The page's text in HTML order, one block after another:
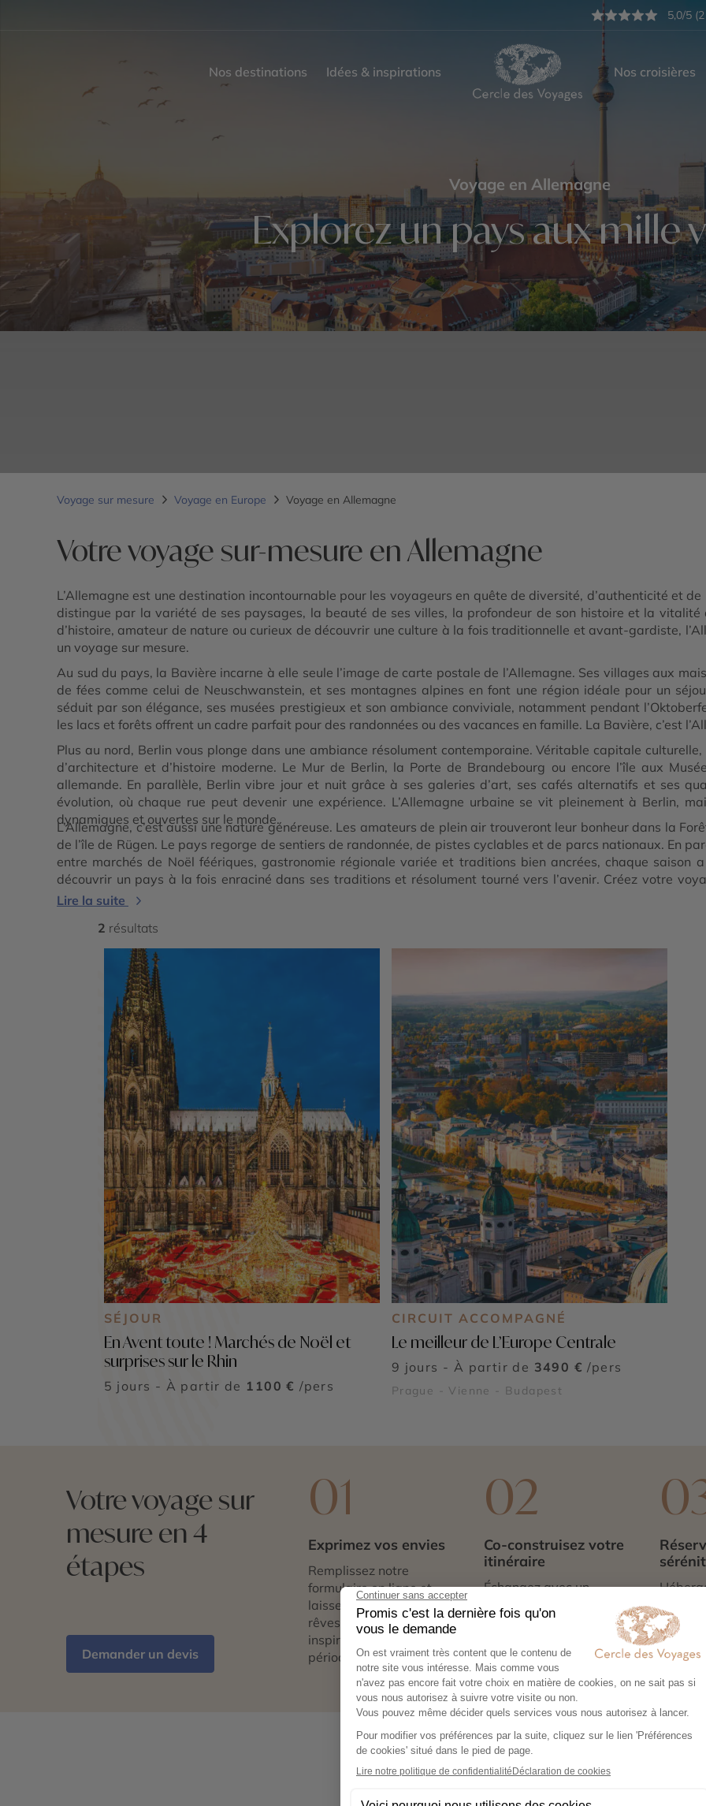
5,0/5
Nos destinations Idées & inspirations Nos croisières
Voyage en Allemagne
Explorez un pays aux mille
Voyage sur mesure Voyage en Europe Voyage en Allemagne
Votre voyage sur-mesure en Allemagne
L’Allemagne est une destination incontournable pour les voyageurs en quête de diversité, d’authenticité et
distingue par la variété de ses paysages, la beauté de ses villes, la profondeur de son histoire et la vitalité
d’histoire, amateur de nature ou curieux de découvrir une culture à la fois traditionnelle et avant-gardiste,
un voyage sur mesure.
Au sud du pays, la Bavière incarne à elle seule l’image de carte postale de l’Allemagne. Ses villages aux
de fées comme celui de Neuschwanstein, et ses montagnes alpines en font une région idéale pour un
séduit par son élégance, ses musées prestigieux et son ambiance conviviale, notamment pendant
les lacs et forêts offrent un cadre parfait pour des randonnées ou des vacances en famille. La Bavière, c’est
Plus au nord, Berlin vous plonge dans une ambiance résolument contemporaine. Véritable capitale
d’architecture et d’histoire moderne. Le Mur de Berlin, la Porte de Brandebourg ou encore l’île aux
allemande. En parallèle, Berlin vibre jour et nuit grâce à ses galeries d’art, ses cafés alternatifs et ses
évolution, où chaque rue peut devenir une expérience. L’Allemagne urbaine se vit pleinement à Berlin,
dynamiques et ouvertes sur le monde.
L’Allemagne, c’est aussi une nature généreuse. Les amateurs de plein air trouveront leur bonheur dans la
de l’île de Rügen. Le pays regorge de sentiers de randonnée, de pistes cyclables et de parcs nationaux. En
entre marchés de Noël féériques, gastronomie régionale variée et traditions bien ancrées, chaque saison
découvrir un pays à la fois enraciné dans ses traditions et résolument tourné vers l’avenir. Créez votre
spécialistes pour une expérience unique, entre culture, détente et découverte.
Lire la suite
2 résultats
SÉJOUR
En Avent toute ! Marchés de Noël et
surprises sur le Rhin
5 jours - À partir de 1100 € /pers
CIRCUIT ACCOMPAGNÉ
Le meilleur de L’Europe Centrale
9 jours - À partir de 3490 € /pers
Prague - Vienne - Budapest
Votre voyage sur
mesure en 4
étapes
Demander un devis
01
Exprimez vos envies
Remplissez notre
formulaire en ligne et
laissez libre cours à vos
rêves de voyage :
inspirations, budget,
période idéale…
02
Co-construisez votre
itinéraire
Échangez avec un
créer un voyage à votre
envies et à votre rythme.
nous
tout. Il
Nos suggestions du moment :